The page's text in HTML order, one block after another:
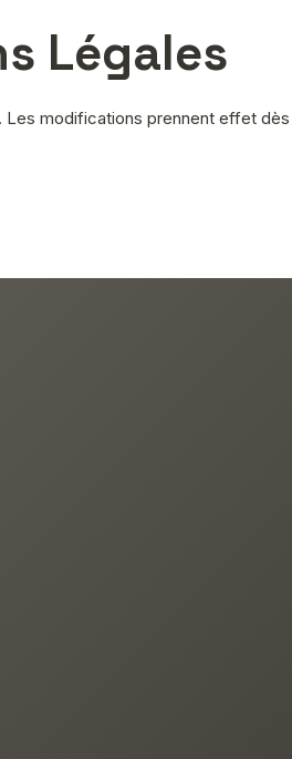
Légales
. Les modifications prennent effet